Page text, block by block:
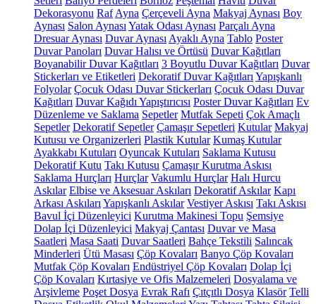
Dekorasyonu Raf Ayna Çerçeveli Ayna Makyaj Aynası Boy
Aynası Salon Aynası Yatak Odası Aynası Parçalı Ayna
Dresuar Aynası Duvar Aynası Ayaklı Ayna Tablo Poster
Duvar Panoları Duvar Halısı ve Örtüsü Duvar Kağıtları
Boyanabilir Duvar Kağıtları 3 Boyutlu Duvar Kağıtları Duvar
Stickerları ve Etiketleri Dekoratif Duvar Kağıtları Yapışkanlı
Folyolar Çocuk Odası Duvar Stickerları Çocuk Odası Duvar
Kağıtları Duvar Kağıdı Yapıştırıcısı Poster Duvar Kağıtları Ev
Düzenleme ve Saklama Sepetler Mutfak Sepeti Çok Amaçlı
Sepetler Dekoratif Sepetler Çamaşır Sepetleri Kutular Makyaj
Kutusu ve Organizerleri Plastik Kutular Kumaş Kutular
Ayakkabı Kutuları Oyuncak Kutuları Saklama Kutusu
Dekoratif Kutu Takı Kutusu Çamaşır Kurutma Askısı
Saklama Hurçları Hurçlar Vakumlu Hurçlar Halı Hurcu
Askılar Elbise ve Aksesuar Askıları Dekoratif Askılar Kapı
Arkası Askıları Yapışkanlı Askılar Vestiyer Askısı Takı Askısı
Bavul İçi Düzenleyici Kurutma Makinesi Topu Şemsiye
Dolap İçi Düzenleyici Makyaj Çantası Duvar ve Masa
Saatleri Masa Saati Duvar Saatleri Bahçe Tekstili Salıncak
Minderleri Ütü Masası Çöp Kovaları Banyo Çöp Kovaları
Mutfak Çöp Kovaları Endüstriyel Çöp Kovaları Dolap İçi
Çöp Kovaları Kırtasiye ve Ofis Malzemeleri Dosyalama ve
Arşivleme Poşet Dosya Evrak Rafı Çıtçıtlı Dosya Klasör Telli